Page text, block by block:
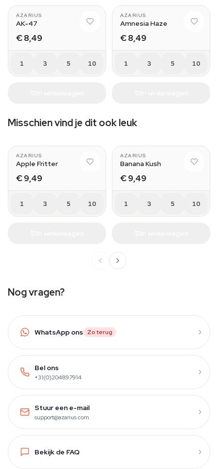
AZARIUS
AK-47
€ 8,49
1 3 5 10
AZARIUS
Amnesia Haze
€ 8,49
1 3 5 10
Misschien vind je dit ook leuk
AZARIUS
Apple Fritter
€ 9,49
1 3 5 10
AZARIUS
Banana Kush
€ 9,49
1 3 5 10
Nog vragen?
WhatsApp ons Zo terug
Bel ons
+31(0)204897914
Stuur een e-mail
support@azarius.com
Bekijk de FAQ